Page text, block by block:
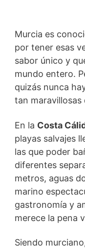
Murcia es
por tener esas
sabor único y
mundo entero.
quizás nunca
tan maravillosas
En la Costa
playas salvajes
las que poder
diferentes
metros, aguas
marino
gastronomía y
merece la pena
Siendo